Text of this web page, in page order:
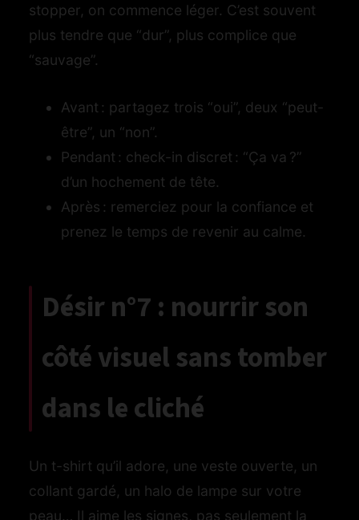
stopper, on commence léger. C’est souvent
plus tendre que “dur”, plus complice que
“sauvage”.
Avant : partagez trois “oui”, deux “peut-
être”, un “non”.
Pendant : check-in discret : “Ça va ?”
d’un hochement de tête.
Après : remerciez pour la confiance et
prenez le temps de revenir au calme.
Désir n°7 : nourrir son
côté visuel sans tomber
dans le cliché
Un t-shirt qu’il adore, une veste ouverte, un
collant gardé, un halo de lampe sur votre
peau… Il aime les signes, pas seulement la